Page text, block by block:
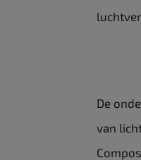
De
van